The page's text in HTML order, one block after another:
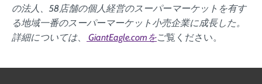
の法人、58店舗の個人経営のスーパーマーケットを有す
る地域一番のスーパーマーケット小売企業に成長した。
詳細については、 GiantEagle.comをご覧ください。